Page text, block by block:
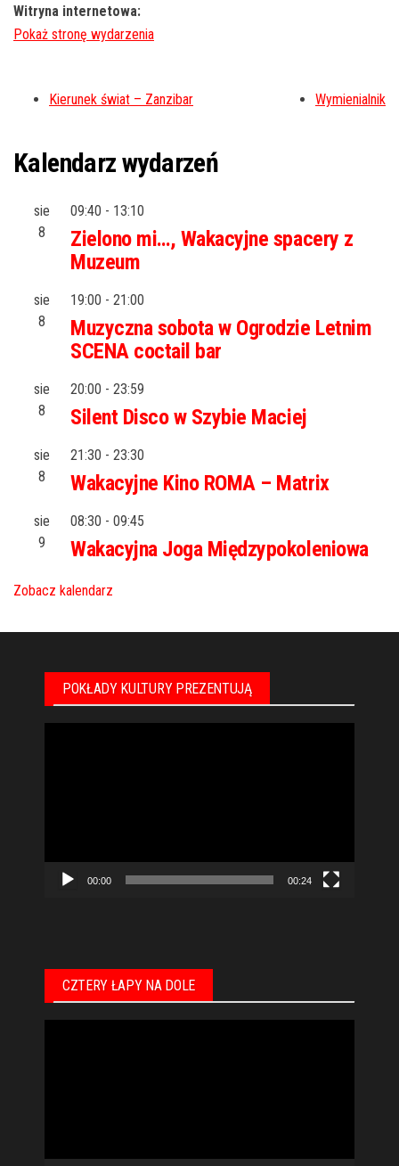
Witryna internetowa:
Kierunek świat – Zanzibar Wymienialnik
Kalendarz wydarzeń
sie
8
09:40 - 13:10
Zielono mi…, Wakacyjne spacery z
Muzeum
sie
8
19:00 - 21:00
Muzyczna sobota w Ogrodzie Letnim
SCENA coctail bar
sie
8
20:00 - 23:59
Silent Disco w Szybie Maciej
sie
8
21:30 - 23:30
Wakacyjne Kino ROMA – Matrix
sie
9
08:30 - 09:45
Wakacyjna Joga Międzypokoleniowa
Zobacz kalendarz
POKŁADY KULTURY PREZENTUJĄ
00:00 00:24
CZTERY ŁAPY NA DOLE